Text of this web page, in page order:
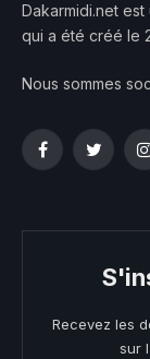
Dakarmidi.net
qui a été créé le
Nous sommes
FacebookTwitter
Recevez les
sur